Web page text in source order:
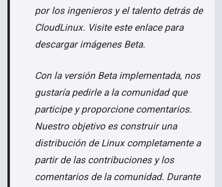
por los ingenieros y el talento detrás de
CloudLinux. Visite este enlace para
descargar imágenes Beta.
Con la versión Beta implementada, nos
gustaría pedirle a la comunidad que
participe y proporcione comentarios.
Nuestro objetivo es construir una
distribución de Linux completamente a
partir de las contribuciones y los
comentarios de la comunidad. Durante